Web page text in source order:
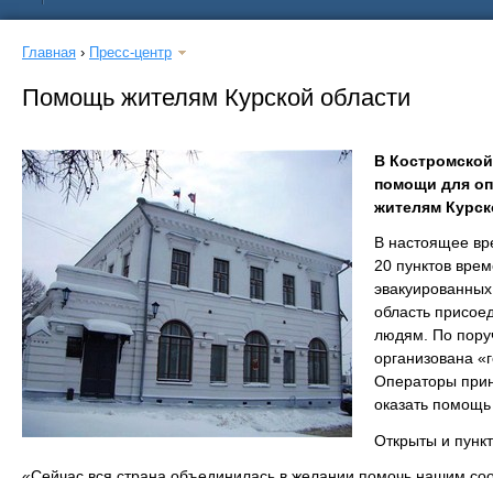
Главная › Пресс-центр
Помощь жителям Курской области
В
помощи для
жителям
В настоящее
20 пунктов
область
людям. По
организована
Операторы
оказать
Открыты и